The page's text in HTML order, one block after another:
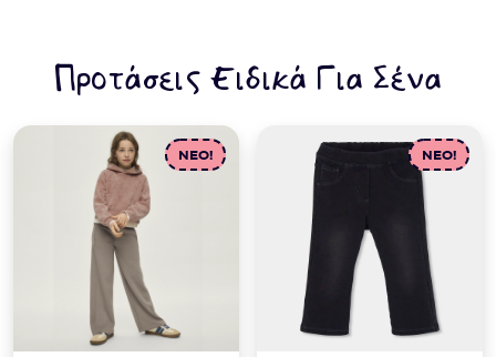
Προτάσεις Ειδικά Για Σένα
NEO! NEO!